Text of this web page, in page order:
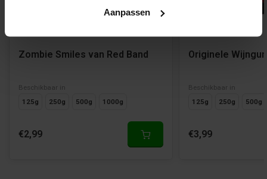
Aanpassen
Zombie Smiles van Red Band
Beschikbaar in
125g
250g 500g 1000g
€2,99
Originele
Beschikbaar in
125g
250g 500g
€3,99